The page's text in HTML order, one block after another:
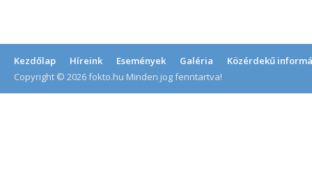
Kezdőlap Híreink Események Galéria
Közérdekű
Copyright © 2026 fokto.hu Minden jog fenntartva!